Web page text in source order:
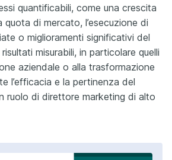
quantificabili, come una crescita
quota di mercato, l’esecuzione di
o miglioramenti significativi del
misurabili, in particolare quelli
aziendale o alla trasformazione
l’efficacia e la pertinenza del
ruolo di direttore marketing di alto